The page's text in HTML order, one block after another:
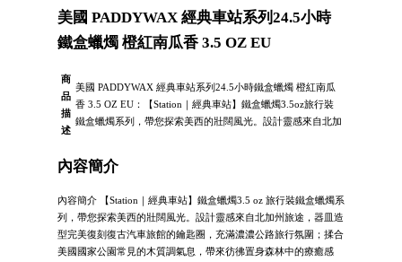
美國 PADDYWAX 經典車站系列24.5小時
鐵盒蠟燭 橙紅南瓜香 3.5 OZ EU
商
品
描
述
美國 PADDYWAX 經典車站系列24.5小時鐵盒蠟燭 橙紅南瓜
香 3.5 OZ EU：【Station｜經典車站】鐵盒蠟燭3.5oz旅行裝
鐵盒蠟燭系列，帶您探索美西的壯闊風光。設計靈感來自北加
內容簡介
內容簡介 【Station｜經典車站】鐵盒蠟燭3.5 oz 旅行裝鐵盒蠟燭系
列，帶您探索美西的壯闊風光。設計靈感來自北加州旅途，器皿造
型完美復刻復古汽車旅館的鑰匙圈，充滿濃濃公路旅行氛圍；揉合
美國國家公園常見的木質調氣息，帶來彷彿置身森林中的療癒感